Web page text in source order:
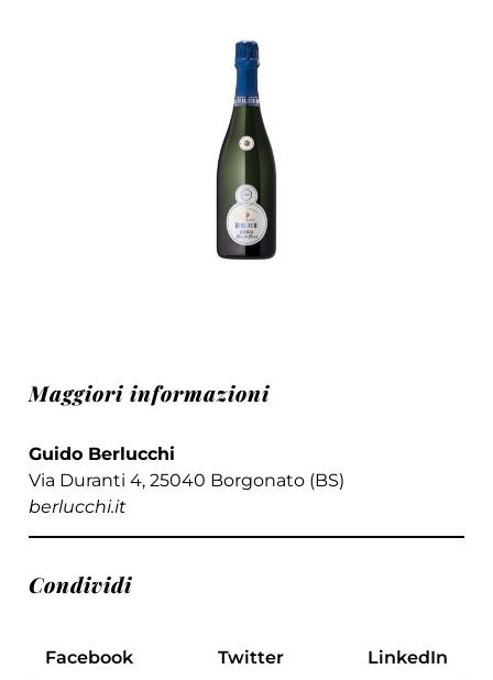
Maggiori informazioni
Guido Berlucchi
Via Duranti 4, 25040 Borgonato (BS)
berlucchi.it
Condividi
Facebook Twitter LinkedIn